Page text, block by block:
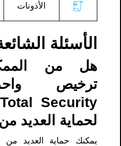
الأذونات
الأسئلة
هل من
ترخيص
Security
لحماية العديد
يمكنك حماية العديد